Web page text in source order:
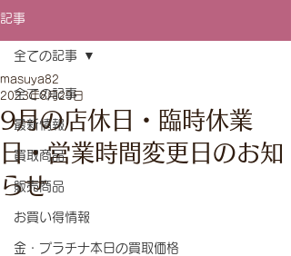
記事
全ての記事
最新情報
買取商品
販売商品
お買い得情報
金・プラチナ本日の買取価格
全ての記事
9月の店休日・臨時休業
日・営業時間変更日のお知
らせ
masuya82
2023年8月29日